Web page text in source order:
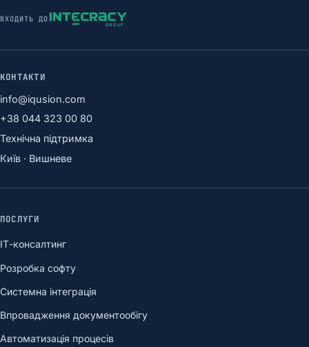
ВХОДИТЬ ДО
КОНТАКТИ
info@iqusion.com
+38 044 323 00 80
Технічна підтримка
Київ · Вишневе
ПОСЛУГИ
ІТ-консалтинг
Розробка софту
Системна інтеграція
Впровадження документообігу
Автоматизація процесів